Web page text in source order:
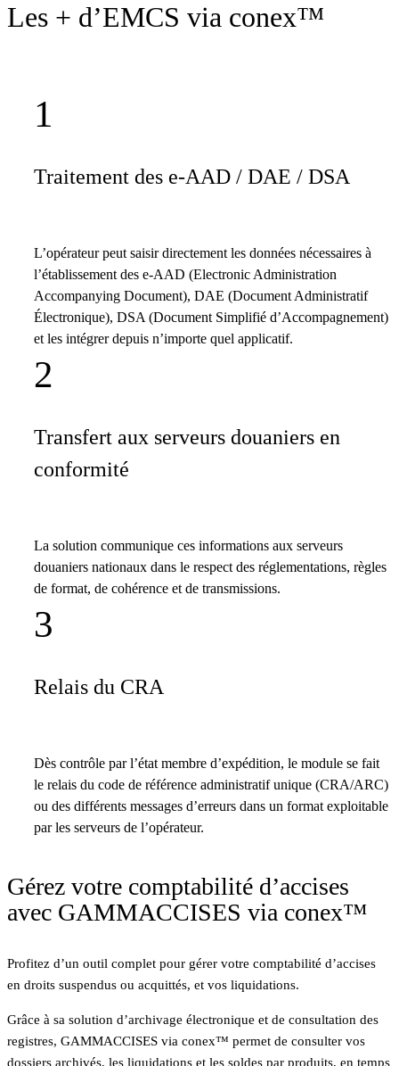
Les + d’EMCS via conex™
1
Traitement des e-AAD / DAE / DSA
L’opérateur peut saisir directement les données nécessaires à
l’établissement des e-AAD (Electronic Administration
Accompanying Document), DAE (Document Administratif
Électronique), DSA (Document Simplifié d’Accompagnement)
et les intégrer depuis n’importe quel applicatif.
2
Transfert aux serveurs douaniers en
conformité
La solution communique ces informations aux serveurs
douaniers nationaux dans le respect des réglementations, règles
de format, de cohérence et de transmissions.
3
Relais du CRA
Dès contrôle par l’état membre d’expédition, le module se fait
le relais du code de référence administratif unique (CRA/ARC)
ou des différents messages d’erreurs dans un format exploitable
par les serveurs de l’opérateur.
Gérez votre comptabilité d’accises
avec GAMMACCISES via conex™
Profitez d’un outil complet pour gérer votre comptabilité d’accises
en droits suspendus ou acquittés, et vos liquidations.
Grâce à sa solution d’archivage électronique et de consultation des
registres, GAMMACCISES via conex™ permet de consulter vos
dossiers archivés, les liquidations et les soldes par produits, en temps